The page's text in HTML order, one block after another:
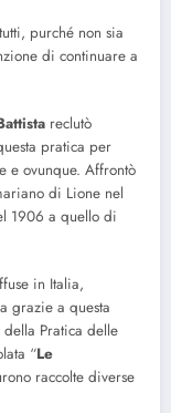
purché non sia
di continuare a
reclutò
pratica per
e ovunque. Affrontò
di Lione nel
1906 a quello di
in Italia,
grazie a questa
della Pratica delle
“Le
raccolte diverse